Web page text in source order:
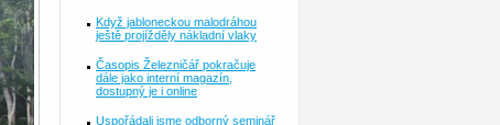
Když jabloneckou malodráhou
ještě projížděly nákladní vlaky
Časopis Železničář pokračuje
dále jako interní magazín,
dostupný je i online
Uspořádali jsme odborný seminář